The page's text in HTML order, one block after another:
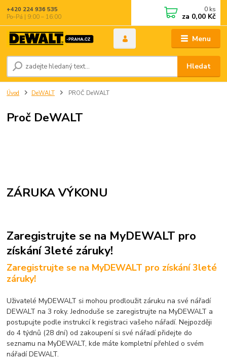
Menu
Hledat
+420 224 936 535
Po–Pá | 9:00 – 16:00
0 ks
za 0,00 Kč
Úvod DeWALT PROČ DeWALT
Proč DeWALT
ZÁRUKA VÝKONU
Zaregistrujte se na MyDEWALT pro
získání 3leté záruky!
Zaregistrujte se na MyDEWALT pro získání 3leté
záruky!
Uživatelé MyDEWALT si mohou prodloužit záruku na své nářadí
DEWALT na 3 roky. Jednoduše se zaregistrujte na MyDEWALT a
postupujte podle instrukcí k registraci vašeho nářadí. Nejpozději
do 4 týdnů (28 dní) od zakoupení si své nářadí přidejte do
seznamu na MyDEWALT, kde máte kompletní přehled o svém
nářadí DEWALT.